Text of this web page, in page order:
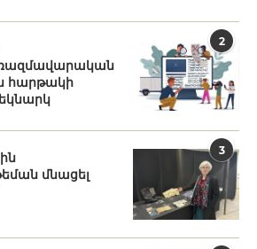
2
հարթակի
3
մնացել